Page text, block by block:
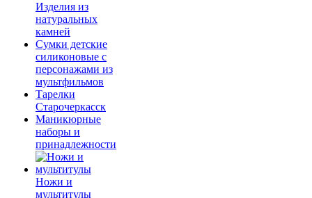
Изделия из
натуральных
камней
Сумки детские
силиконовые с
персонажами из
мультфильмов
Тарелки
Старочеркасск
Маникюрные
наборы и
принадлежности
Ножи и
мультитулы